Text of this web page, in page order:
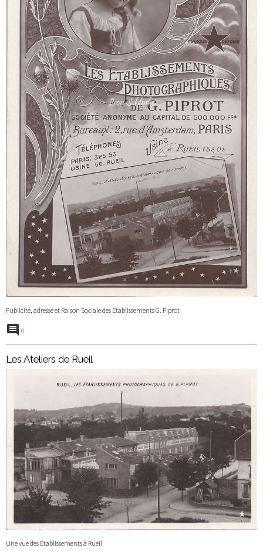
Publicité, adresse et Raison Sociale des Etablissements G. Piprot
0
Les Ateliers de Rueil
Une vue des Etablissements à Rueil